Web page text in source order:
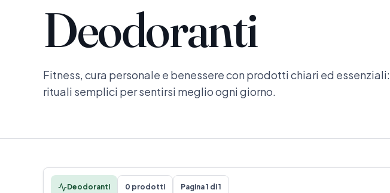
Deodoranti
Fitness, cura personale e benessere con prodotti chiari ed essenziali:
rituali semplici per sentirsi meglio ogni giorno.
Deodoranti 0 prodotti Pagina 1 di 1